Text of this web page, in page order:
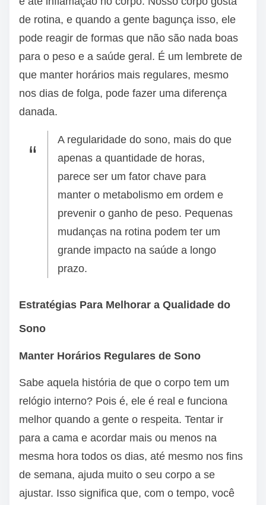
de rotina, e quando a gente bagunça isso, ele
pode reagir de formas que não são nada boas
para o peso e a saúde geral. É um lembrete de
que manter horários mais regulares, mesmo
nos dias de folga, pode fazer uma diferença
danada.
A regularidade do sono, mais do que
apenas a quantidade de horas,
parece ser um fator chave para
manter o metabolismo em ordem e
prevenir o ganho de peso. Pequenas
mudanças na rotina podem ter um
grande impacto na saúde a longo
prazo.
Estratégias Para Melhorar a Qualidade do
Sono
Manter Horários Regulares de Sono
Sabe aquela história de que o corpo tem um
relógio interno? Pois é, ele é real e funciona
melhor quando a gente o respeita. Tentar ir
para a cama e acordar mais ou menos na
mesma hora todos os dias, até mesmo nos fins
de semana, ajuda muito o seu corpo a se
ajustar. Isso significa que, com o tempo, você